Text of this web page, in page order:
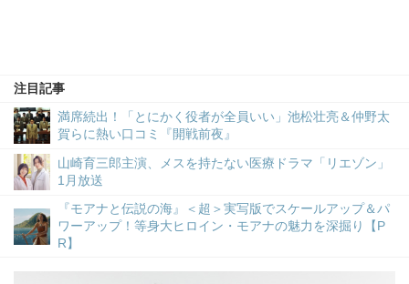
注目記事
満席続出！「とにかく役者が全員いい」池松壮亮＆仲野太
賀らに熱い口コミ『開戦前夜』
山崎育三郎主演、メスを持たない医療ドラマ「リエゾン」
1月放送
『モアナと伝説の海』＜超＞実写版でスケールアップ＆パ
ワーアップ！等身大ヒロイン・モアナの魅力を深掘り【P
R】